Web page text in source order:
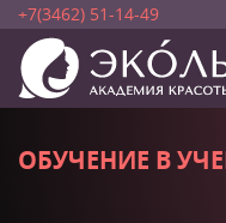
+7(3462) 51-14-49
ОБУЧЕНИЕ В